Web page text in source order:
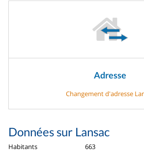
Adresse
Changement d'adresse
Données sur Lansac
Habitants
663